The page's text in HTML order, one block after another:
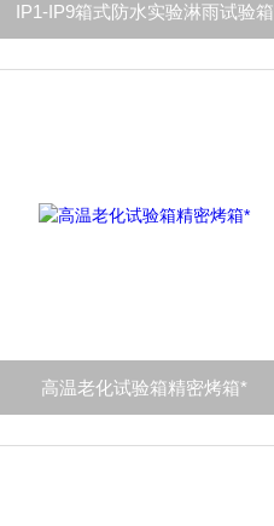
IP1-IP9箱式防水实验淋雨试验箱
高温老化试验箱精密烤箱*